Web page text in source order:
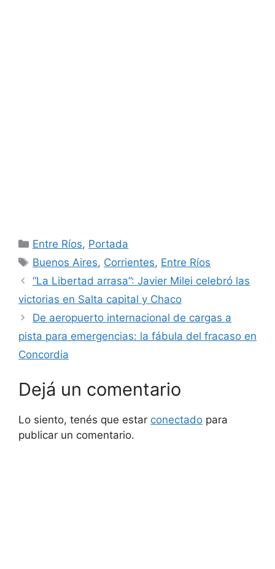
Categorías
Entre Ríos, Portada
Etiquetas
Buenos Aires, Corrientes, Entre Ríos
“La Libertad arrasa”: Javier Milei celebró las
victorias en Salta capital y Chaco
De aeropuerto internacional de cargas a
pista para emergencias: la fábula del fracaso en
Concordia
Dejá un comentario
Lo siento, tenés que estar conectado para
publicar un comentario.